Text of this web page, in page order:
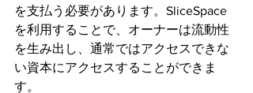
を支払う必要があります。SliceSpace
を利用することで、オーナーは流動性
を生み出し、通常ではアクセスできな
い資本にアクセスすることができま
す。